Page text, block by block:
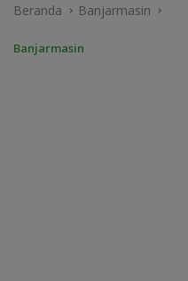
Beranda Banjarmasin
Banjarmasin